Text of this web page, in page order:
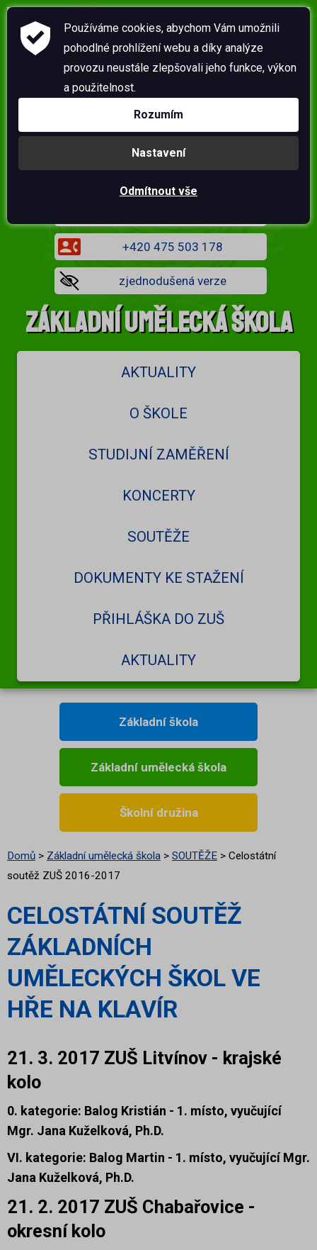
Kolář +420 777 150 317
Ředitelka školy: Mgr. Jaroslava Pšeničková 601 570
Zástupce ředitele: Mgr. Karel Chlapec 727 916
038
+420 475 503 178
zjednodušená verze
Základní umělecká škola
AKTUALITY
O ŠKOLE
STUDIJNÍ ZAMĚŘENÍ
KONCERTY
SOUTĚŽE
DOKUMENTY KE STAŽENÍ
PŘIHLÁŠKA DO ZUŠ
AKTUALITY
Základní škola
Základní umělecká škola
Školní družina
Domů > Základní umělecká škola > SOUTĚŽE > Celostátní
soutěž ZUŠ 2016-2017
CELOSTÁTNÍ SOUTĚŽ
ZÁKLADNÍCH
UMĚLECKÝCH ŠKOL VE
HŘE NA KLAVÍR
21. 3. 2017 ZUŠ Litvínov - krajské
kolo
0. kategorie: Balog Kristián - 1. místo, vyučující
Mgr. Jana Kuželková, Ph.D.
VI. kategorie: Balog Martin - 1. místo, vyučující Mgr.
Jana Kuželková, Ph.D.
21. 2. 2017 ZUŠ Chabařovice -
okresní kolo
Používáme cookies, abychom Vám umožnili
pohodlné prohlížení webu a díky analýze
provozu neustále zlepšovali jeho funkce, výkon
a použitelnost.
Rozumím
Nastavení
Odmítnout vše